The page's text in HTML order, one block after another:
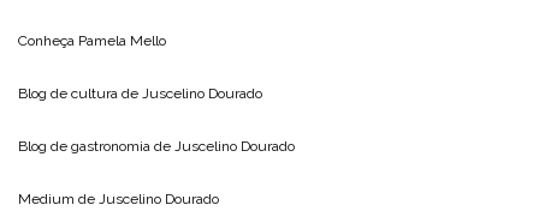
Conheça Pamela Mello
Blog de cultura de Juscelino Dourado
Blog de gastronomia de Juscelino Dourado
Medium de Juscelino Dourado